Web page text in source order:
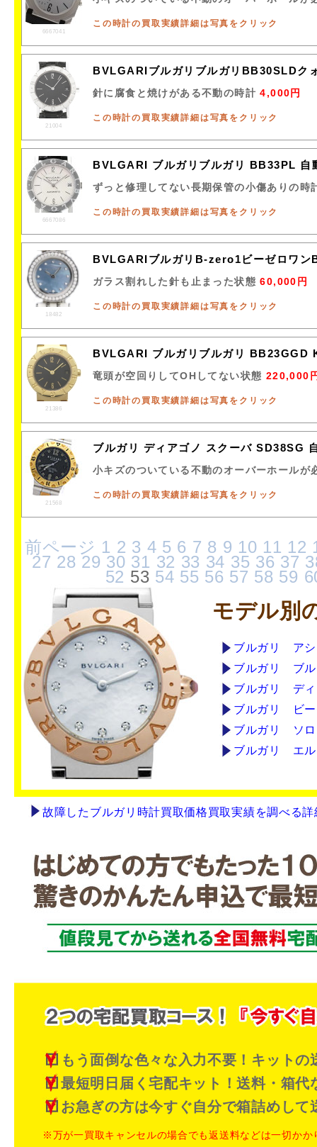
6667041
この時計の買取実績詳細は写真をクリック
21004
BVLGARIブルガリブルガリBB30SLDク
針に腐食と焼けがある不動の時計4,000円
この時計の買取実績詳細は写真をクリック
6667086
BVLGARI ブルガリブルガリ BB33PL 自
ずっと修理してない長期保管の小傷ありの時
この時計の買取実績詳細は写真をクリック
18482
BVLGARIブルガリB-zero1ビーゼロワン
ガラス割れした針も止まった状態60,000円
この時計の買取実績詳細は写真をクリック
21386
BVLGARI ブルガリブルガリ BB23GGD
竜頭が空回りしてOHしてない状態 220,000
この時計の買取実績詳細は写真をクリック
21568
ブルガリ ディアゴノ スクーバ SD38SG
小キズのついている不動のオーバーホールが
この時計の買取実績詳細は写真をクリック
前ページ 1 2 3 4 5 6 7 8 9 10 11 12
27 28 29 30 31 32 33 34 35 36 37
52 53 54 55 56 57 58 59
モデル別
ブルガリ ア
ブルガリ ブ
ブルガリ デ
ブルガリ ビ
ブルガリ ソ
ブルガリ エ
故障したブルガリ時計買取価格買取実績を調べる
もう面倒な色々な入力不要！キット
最短明日届く宅配キット！送料・箱代
お急ぎの方は今すぐ自分で箱詰めして
※万が一買取キャンセルの場合でも返送料などは一切かか